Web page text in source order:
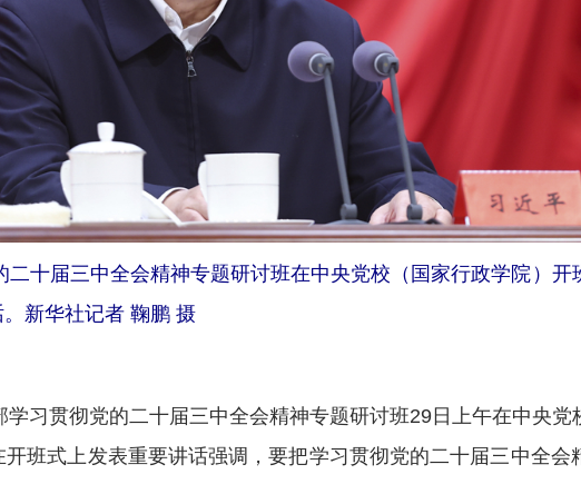
十届三中全会精神专题研讨班在中央党校（国家行政学院）开
新华社记者 鞠鹏 摄
贯彻党的二十届三中全会精神专题研讨班29日上午在中央党
班式上发表重要讲话强调，要把学习贯彻党的二十届三中全会